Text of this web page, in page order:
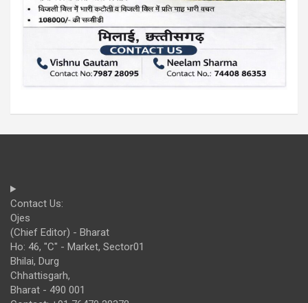
Contact Us:
Ojes
(Chief Editor) - Bharat
Ho: 46, "C" - Market, Sector01
Bhilai, Durg
Chhattisgarh,
Bharat - 490 001